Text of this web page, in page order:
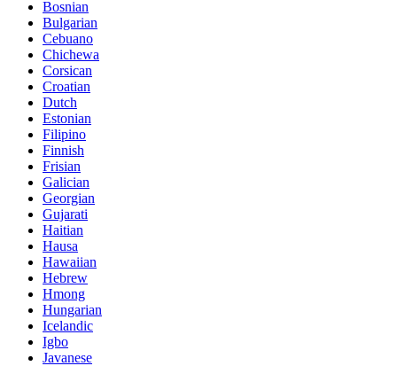
Bosnian
Bulgarian
Cebuano
Chichewa
Corsican
Croatian
Dutch
Estonian
Filipino
Finnish
Frisian
Galician
Georgian
Gujarati
Haitian
Hausa
Hawaiian
Hebrew
Hmong
Hungarian
Icelandic
Igbo
Javanese